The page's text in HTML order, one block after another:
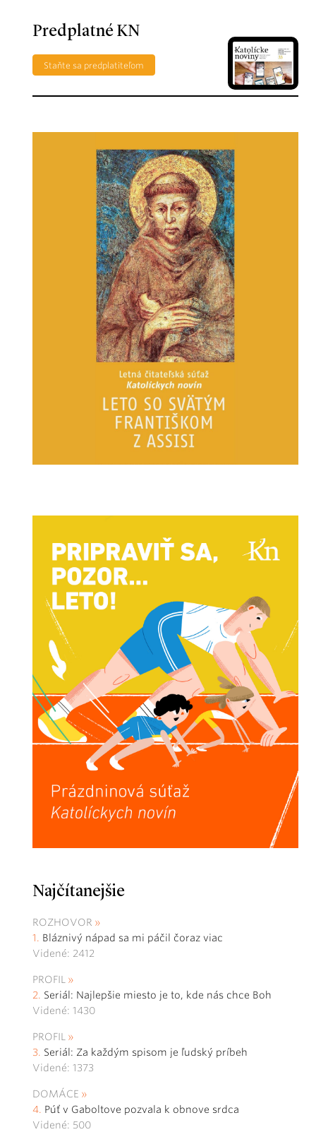
Predplatné KN
Staňte sa predplatiteľom
Najčítanejšie
ROZHOVOR
Bláznivý nápad sa mi páčil čoraz viac
Videné: 2412
PROFIL
Seriál: Najlepšie miesto je to, kde nás chce Boh
Videné: 1430
PROFIL
Seriál: Za každým spisom je ľudský príbeh
Videné: 1373
DOMÁCE
Púť v Gaboltove pozvala k obnove srdca
Videné: 500